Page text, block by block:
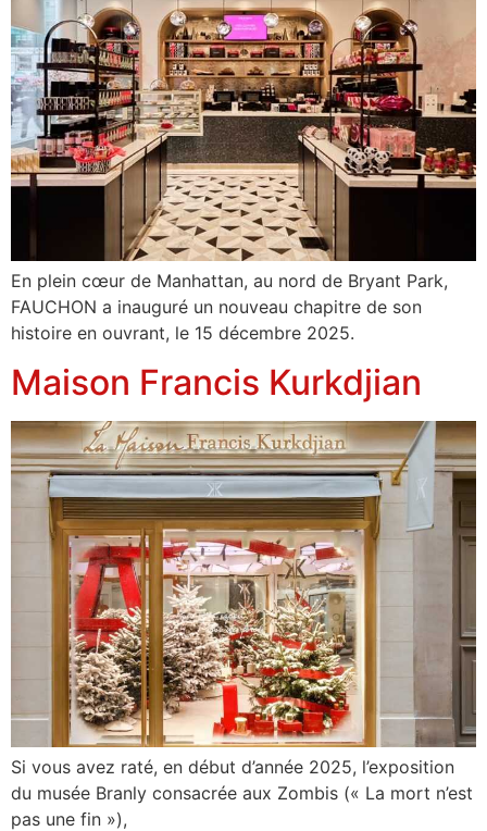
En plein cœur de Manhattan, au nord de Bryant Park,
FAUCHON a inauguré un nouveau chapitre de son
histoire en ouvrant, le 15 décembre 2025.
Maison Francis Kurkdjian
Si vous avez raté, en début d’année 2025, l’exposition
du musée Branly consacrée aux Zombis (« La mort n’est
pas une fin »),